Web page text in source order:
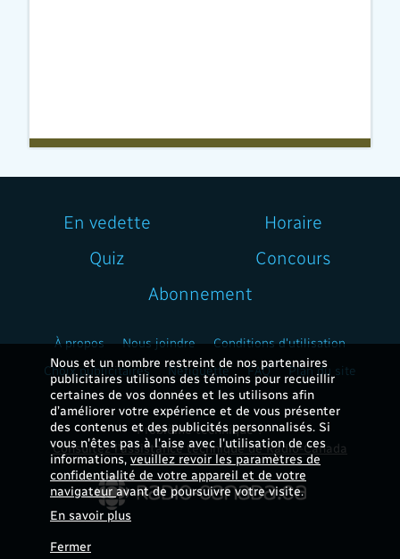
Nous et un nombre restreint de nos partenaires
publicitaires utilisons des témoins pour recueillir
certaines de vos données et les utilisons afin
d’améliorer votre expérience et de vous présenter
des contenus et des publicités personnalisés. Si
vous n'êtes pas à l'aise avec l'utilisation de ces
informations,veuillez revoir les paramètres de
confidentialité de votre appareil et de votre
navigateuravant de poursuivre votre visite.
En savoir plus
Fermer
En vedette
Horaire
Quiz
Concours
Abonnement
À propos Nous joindre
Conditions d'utilisation
Choix publicitaires
Nétiquette FAQ Plan du site
Problème technique ?
Consultez l'assistance technique de Radio-Canada